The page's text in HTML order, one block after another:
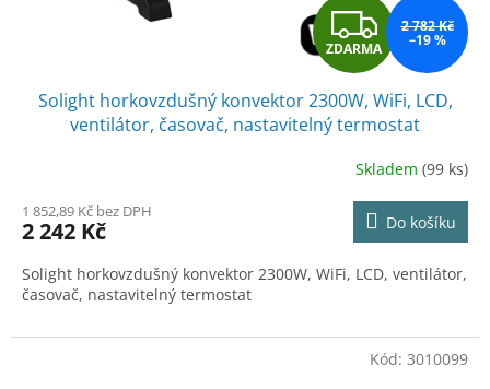
Z
D
A
R
M
A
ZDARMA
2 782 Kč
–19 %
Solight horkovzdušný konvektor 2300W, WiFi, LCD,
ventilátor, časovač, nastavitelný termostat
Skladem (99 ks)
1 852,89 Kč bez DPH
2 242 Kč Do košíku
Solight horkovzdušný konvektor 2300W, WiFi, LCD, ventilátor,
časovač, nastavitelný termostat
Kód: 3010099